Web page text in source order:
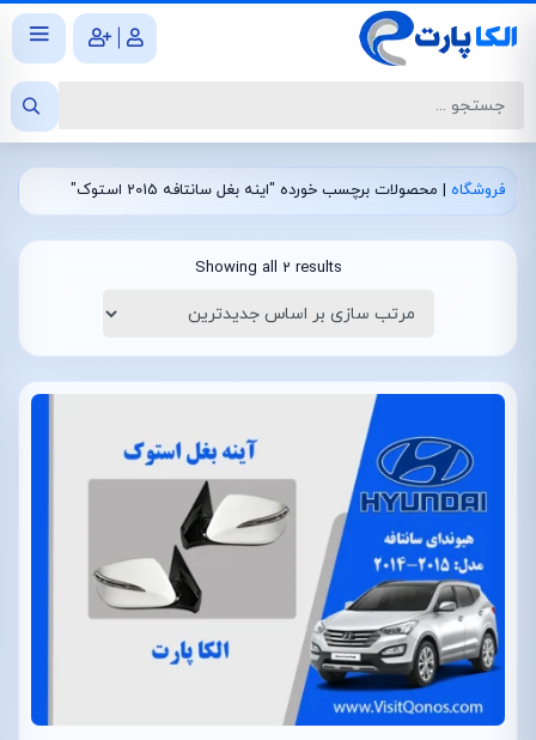
|
فروشگاه | محصولات برچسب خورده "اینه بغل سانتافه 2015 استوک"
Showing all 2 results